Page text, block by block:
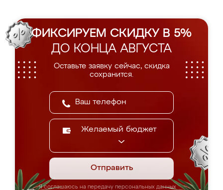
ФИКСИРУЕМ СКИДКУ В 5%
ДО КОНЦА АВГУСТА
Оставьте заявку сейчас, скидка
сохранится.
Желаемый бюджет
Отправить
Я соглашаюсь на передачу персональных данных